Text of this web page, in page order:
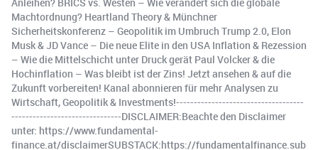
Machtordnung? Heartland Theory & Münchner
Sicherheitskonferenz – Geopolitik im Umbruch Trump 2.0, Elon
Musk & JD Vance – Die neue Elite in den USA Inflation & Rezession
– Wie die Mittelschicht unter Druck gerät Paul Volcker & die
Hochinflation – Was bleibt ist der Zins! Jetzt ansehen & auf die
Zukunft vorbereiten! Kanal abonnieren für mehr Analysen zu
Wirtschaft, Geopolitik & Investments!------------------------------------
-------------------------------DISCLAIMER:Beachte den Disclaimer
unter: https://www.fundamental-
finance.at/disclaimerSUBSTACK:https://fundamentalfinance.sub